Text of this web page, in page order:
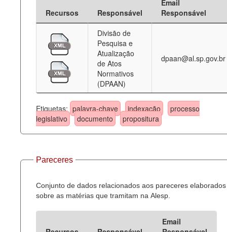
Recursos Responsável
Email
Responsável
Divisão de
Pesquisa e
Atualização
de Atos
Normativos
(DPAAN)
dpaan@al.sp.gov.br
Etiquetas: palavra-chave indexação
processo
legislativo
documento propositura
Pareceres
Conjunto de dados relacionados aos pareceres elaborados
sobre as matérias que tramitam na Alesp.
Email